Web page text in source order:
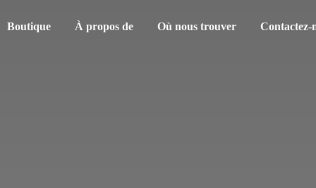
Boutique À propos de Où nous trouver Contactez-